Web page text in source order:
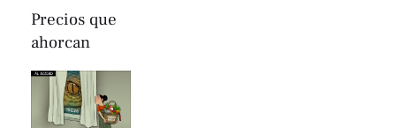
Precios que
ahorcan